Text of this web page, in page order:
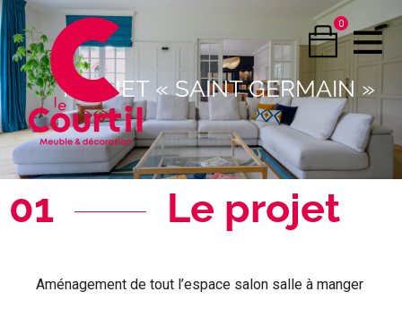
0
PROJET « SAINT GERMAIN »
01 Le projet
Aménagement de tout l’espace salon salle à manger